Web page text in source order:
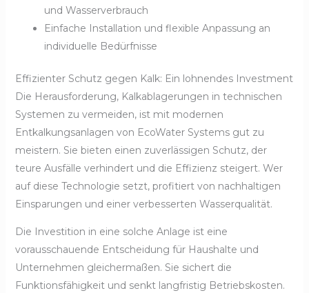
und Wasserverbrauch
Einfache Installation und flexible Anpassung an
individuelle Bedürfnisse
Effizienter Schutz gegen Kalk: Ein lohnendes Investment
Die Herausforderung, Kalkablagerungen in technischen
Systemen zu vermeiden, ist mit modernen
Entkalkungsanlagen von EcoWater Systems gut zu
meistern. Sie bieten einen zuverlässigen Schutz, der
teure Ausfälle verhindert und die Effizienz steigert. Wer
auf diese Technologie setzt, profitiert von nachhaltigen
Einsparungen und einer verbesserten Wasserqualität.
Die Investition in eine solche Anlage ist eine
vorausschauende Entscheidung für Haushalte und
Unternehmen gleichermaßen. Sie sichert die
Funktionsfähigkeit und senkt langfristig Betriebskosten.